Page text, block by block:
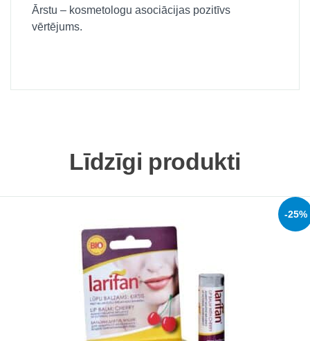
Ārstu – kosmetologu asociācijas pozitīvs
vērtējums.
Līdzīgi produkti
-25%